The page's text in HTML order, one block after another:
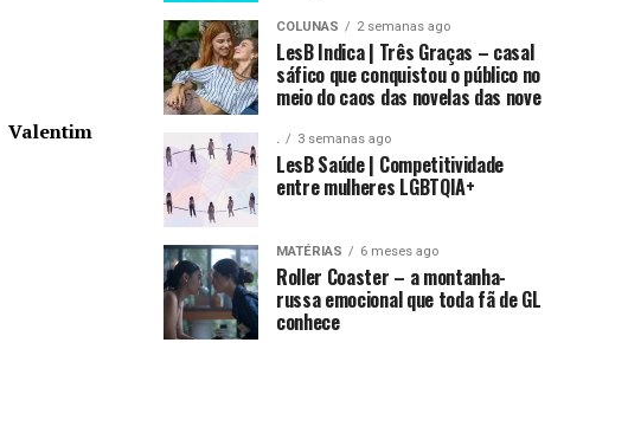
COLUNAS 2 semanas ago
LesB Indica | Três Graças – casal
sáfico que conquistou o público no
meio do caos das novelas das nove
. 3 semanas ago
LesB Saúde | Competitividade
entre mulheres LGBTQIA+
MATÉRIAS 6 meses ago
Roller Coaster – a montanha-
russa emocional que toda fã de GL
conhece